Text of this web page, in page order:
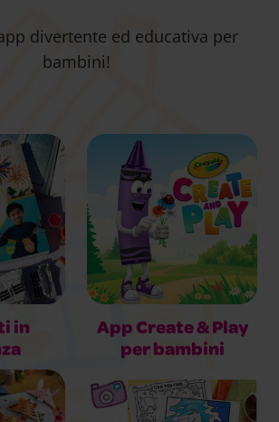
divertente ed educativa per
bambini!
in
App Create & Play
per bambini